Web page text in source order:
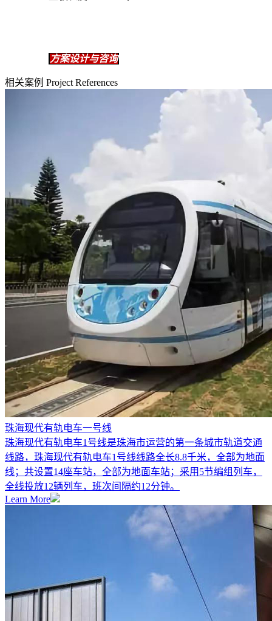
方案设计与咨询
相关案例 Project References
珠海现代有轨电车一号线
珠海现代有轨电车1号线是珠海市运营的第一条城市轨道交通
线路，珠海现代有轨电车1号线线路全长8.8千米，全部为地面
线；共设置14座车站，全部为地面车站；采用5节编组列车，
全线投放12辆列车，班次间隔约12分钟。
Learn More